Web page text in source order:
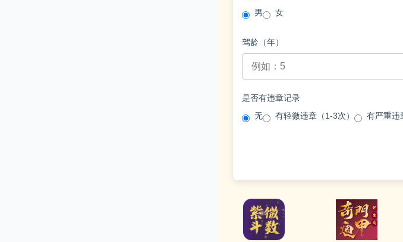
男
女
驾龄（年）
是否有违章记录
无
有轻微违章（1-3次） 有严重违